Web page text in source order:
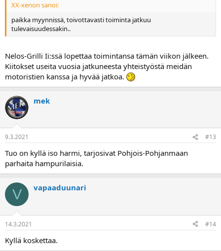
XX-xenon sanoi:
paikka myynnissä, toivottavasti toiminta jatkuu
tulevaisuudessakin..
Nelos-Grilli Ii:ssä lopettaa toimintansa tämän viikon jälkeen.
Kiitokset useita vuosia jatkuneesta yhteistyöstä meidän
motoristien kanssa ja hyvää jatkoa.
mek
9.3.2021 #13
Tuo on kyllä iso harmi, tarjosivat Pohjois-Pohjanmaan
parhaita hampurilaisia.
V vapaaduunari
14.3.2021 #14
Kyllä koskettaa.